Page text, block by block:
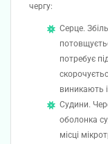
чергу:
Серце.
потребує
виникають
Судини.
оболонка
місці